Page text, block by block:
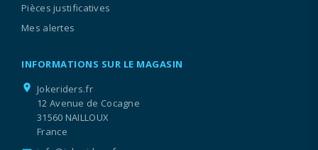
Pièces justificatives
Mes alertes
INFORMATIONS SUR LE MAGASIN
location_on
Jokeriders.fr
12 Avenue de Cocagne
31560 NAILLOUX
France